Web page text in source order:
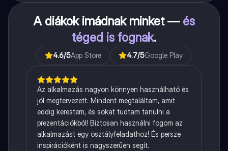
A diákok imádnak minket — és
téged is fognak.
4.6/5App Store 4.7/5Google Play
Az alkalmazás nagyon könnyen használható és
jól megtervezett. Mindent megtaláltam, amit
eddig kerestem, és sokat tudtam tanulni a
prezentációkból! Biztosan használni fogom az
alkalmazást egy osztályfeladathoz! És persze
inspirációként is nagyszerűen segít.